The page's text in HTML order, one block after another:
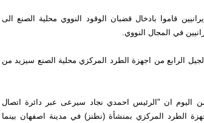
قاموا بادخال قضبان الوقود النووي محلية الصنع الى
في المجال النووي.
الجيل الرابع من اجهزة الطرد المركزي محلية الصنع سيزيد من
اليوم ان "الرئيس احمدي نجاد سيرعى عبر دائرة اتصال
الطرد المركزي بمنشأة (نطنز) في مدينة اصفهان بينما